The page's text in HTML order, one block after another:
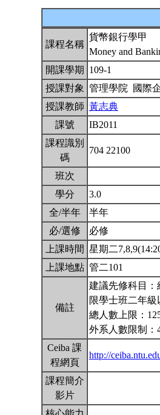
課程名稱
貨幣銀行學甲
Money and
開課學期
109-1
授課對象 管理學院 國際
授課教師 黃志典
課號
IB2011
課程識別
碼
704 22100
班次
學分
3.0
全/半年
半年
必/選修
必修
上課時間 星期二
上課地點 管二101
備註
建議先修科目：
限學士班二年級
總人數上限：
外系人數限制：
Ceiba 課
程網頁
http://
課程簡介
影片